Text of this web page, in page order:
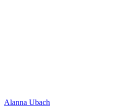
Alanna Ubach